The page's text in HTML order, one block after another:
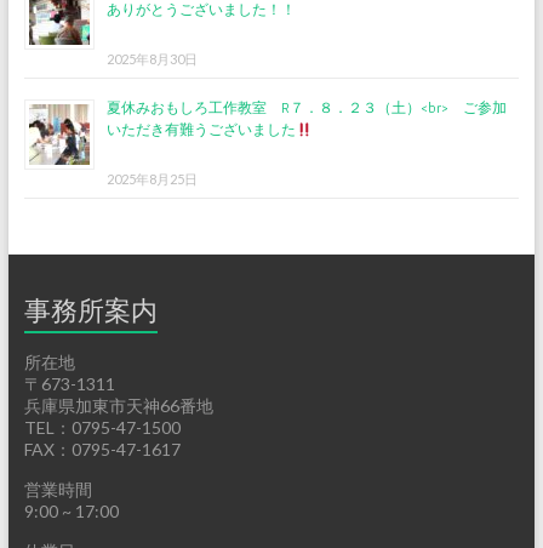
ありがとうございました！！
2025年8月30日
夏休みおもしろ工作教室 R７．８．２３（土）<br> ご参加
いただき有難うございました
2025年8月25日
事務所案内
所在地
〒673-1311
兵庫県加東市天神66番地
TEL：0795-47-1500
FAX：0795-47-1617
営業時間
9:00 ~ 17:00